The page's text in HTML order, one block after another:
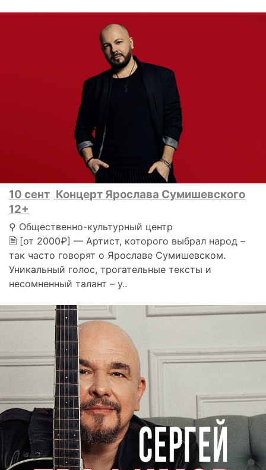
10 сент Концерт Ярослава Сумишевского
12+
⚲ Общественно-культурный центр
🗎 [от 2000₽] — Артист, которого выбрал народ –
так часто говорят о Ярославе Сумишевском.
Уникальный голос, трогательные тексты и
несомненный талант – у..